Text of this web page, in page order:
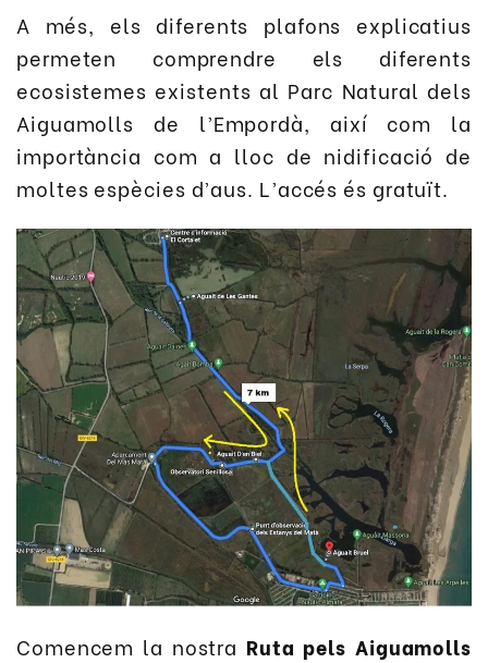
A més, els diferents plafons explicatius
permeten comprendre els diferents
ecosistemes existents al Parc Natural dels
Aiguamolls de l’Empordà, així com la
importància com a lloc de nidificació de
moltes espècies d’aus. L’accés és gratuït.
Comencem la nostra Ruta pels Aiguamolls